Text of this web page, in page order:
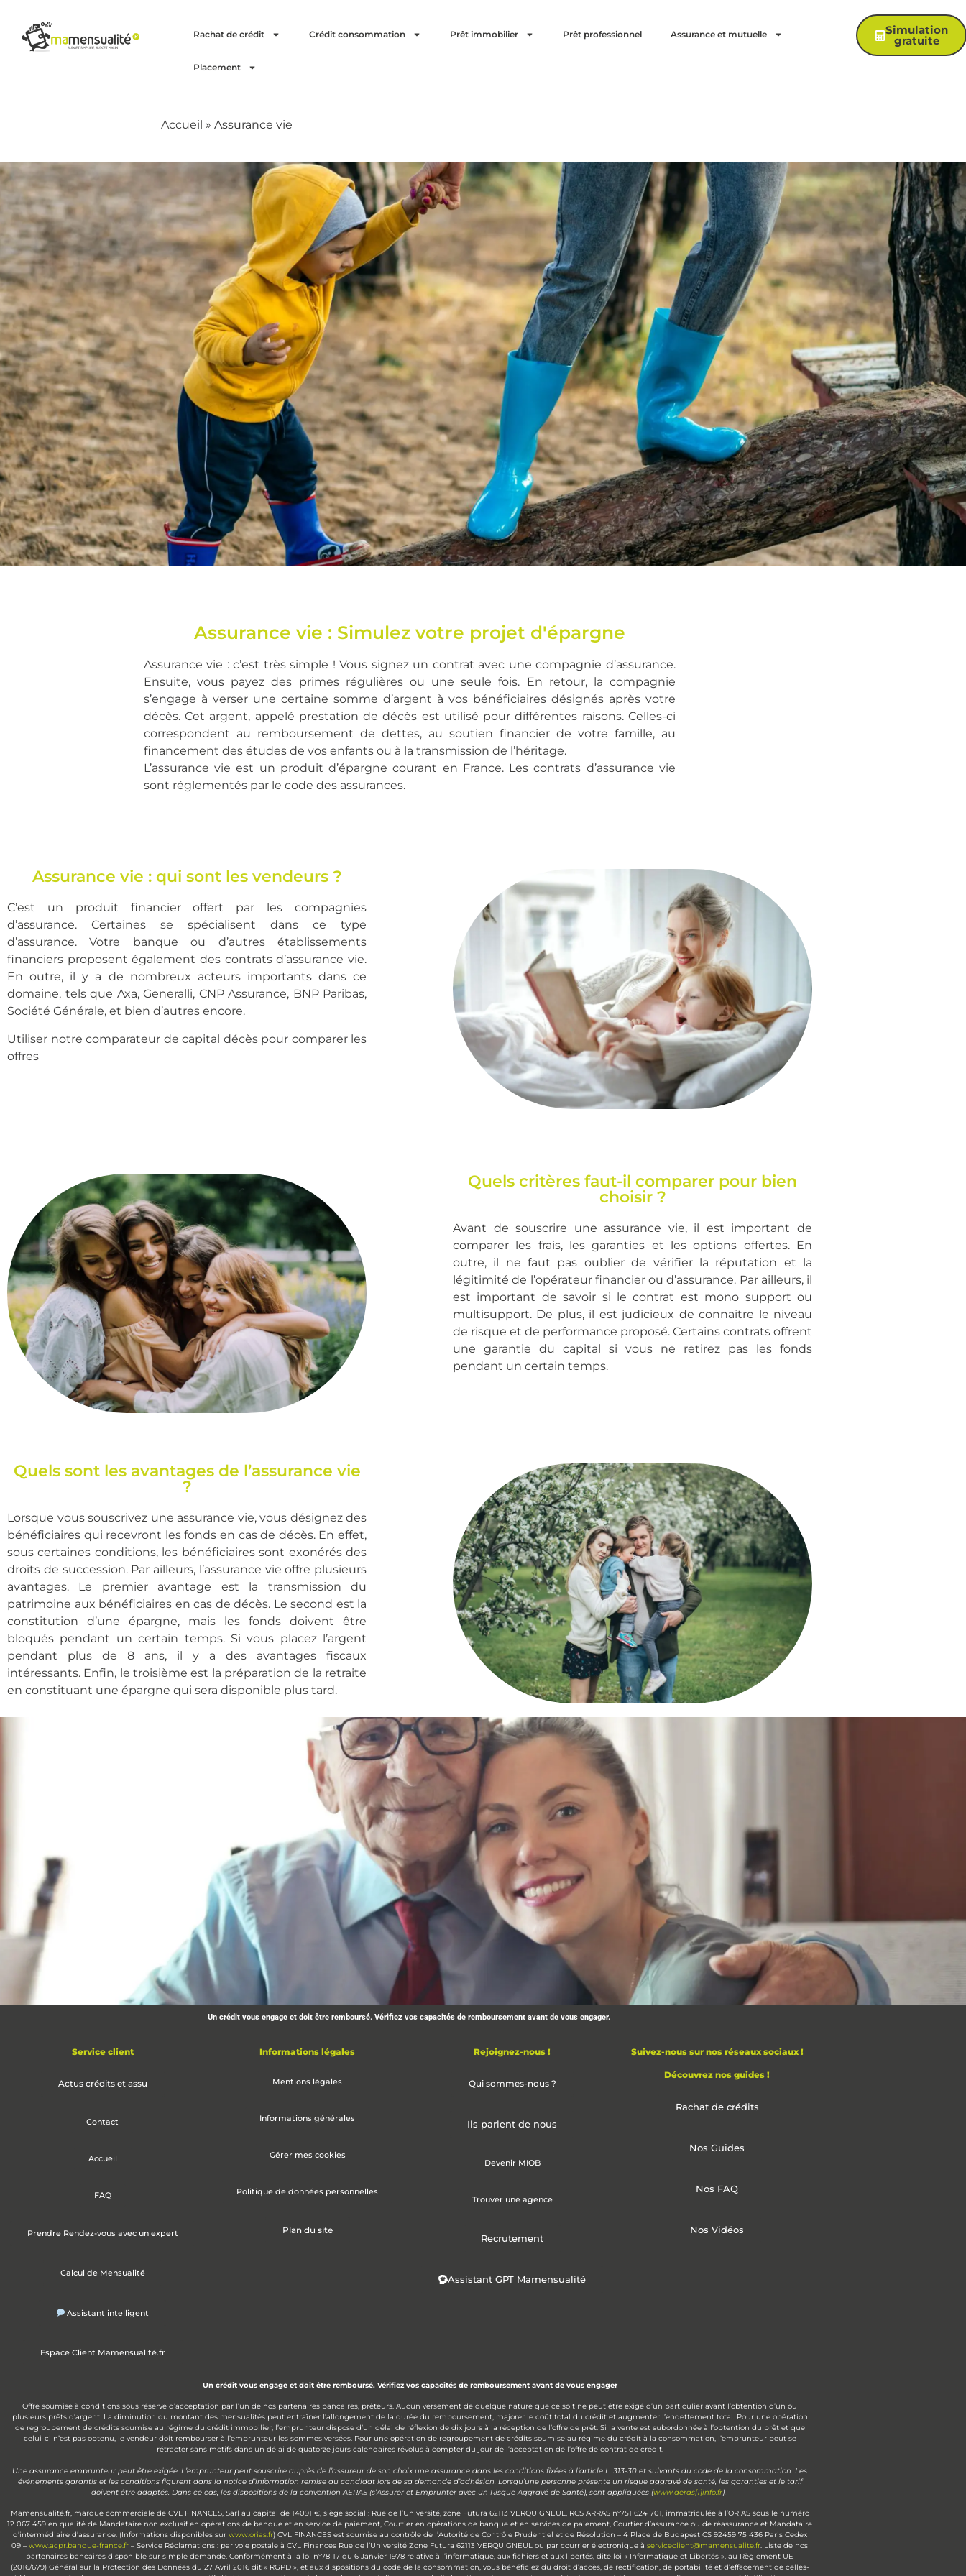
Rachat de crédit Crédit consommation Prêt immobilier Prêt professionnel Assurance et mutuelle
Placement
Accueil » Assurance vie
Simulation
gratuite
Simulation
gratuite
Assurance vie : Simulez votre projet d'épargne
Assurance vie : c’est très simple ! Vous signez un contrat avec une compagnie d’assurance.
Ensuite, vous payez des primes régulières ou une seule fois. En retour, la compagnie
s’engage à verser une certaine somme d’argent à vos bénéficiaires désignés après votre
décès. Cet argent, appelé prestation de décès est utilisé pour différentes raisons. Celles-ci
correspondent au remboursement de dettes, au soutien financier de votre famille, au
financement des études de vos enfants ou à la transmission de l’héritage.
L’assurance vie est un produit d’épargne courant en France. Les contrats d’assurance vie
sont réglementés par le code des assurances.
Assurance vie : qui sont les vendeurs ?
C’est un produit financier offert par les compagnies
d’assurance. Certaines se spécialisent dans ce type
d’assurance. Votre banque ou d’autres établissements
financiers proposent également des contrats d’assurance vie.
En outre, il y a de nombreux acteurs importants dans ce
domaine, tels que Axa, Generalli, CNP Assurance, BNP Paribas,
Société Générale, et bien d’autres encore.
Utiliser notre comparateur de capital décès pour comparer les
offres
Quels critères faut-il comparer pour bien
choisir ?
Avant de souscrire une assurance vie, il est important de
comparer les frais, les garanties et les options offertes. En
outre, il ne faut pas oublier de vérifier la réputation et la
légitimité de l’opérateur financier ou d’assurance. Par ailleurs, il
est important de savoir si le contrat est mono support ou
multisupport. De plus, il est judicieux de connaitre le niveau
de risque et de performance proposé. Certains contrats offrent
une garantie du capital si vous ne retirez pas les fonds
pendant un certain temps.
Quels sont les avantages de l’assurance vie
?
Lorsque vous souscrivez une assurance vie, vous désignez des
bénéficiaires qui recevront les fonds en cas de décès. En effet,
sous certaines conditions, les bénéficiaires sont exonérés des
droits de succession. Par ailleurs, l’assurance vie offre plusieurs
avantages. Le premier avantage est la transmission du
patrimoine aux bénéficiaires en cas de décès. Le second est la
constitution d’une épargne, mais les fonds doivent être
bloqués pendant un certain temps. Si vous placez l’argent
pendant plus de 8 ans, il y a des avantages fiscaux
intéressants. Enfin, le troisième est la préparation de la retraite
en constituant une épargne qui sera disponible plus tard.
Découvrez nos placements
assurance vie
Simulation gratuite
Un crédit vous engage et doit être remboursé. Vérifiez vos capacités de remboursement avant de vous engager.
Service client
Actus crédits et assu
Contact
Accueil
FAQ
Prendre Rendez-vous avec un expert
Calcul de Mensualité
Assistant intelligent
Espace Client Mamensualité.fr
Informations légales
Mentions légales
Informations générales
Gérer mes cookies
Politique de données personnelles
Plan du site
Rejoignez-nous !
Qui sommes-nous ?
Ils parlent de nous
Devenir MIOB
Trouver une agence
Recrutement
Assistant GPT Mamensualité
Suivez-nous sur nos réseaux sociaux !
Découvrez nos guides !
Rachat de crédits
Nos Guides
Nos FAQ
Nos Vidéos
Un crédit vous engage et doit être remboursé. Vérifiez vos capacités de remboursement avant de vous engager
Offre soumise à conditions sous réserve d’acceptation par l’un de nos partenaires bancaires, prêteurs. Aucun versement de quelque nature que ce soit ne peut être exigé d’un particulier avant l’obtention d’un ou
plusieurs prêts d’argent. La diminution du montant des mensualités peut entraîner l’allongement de la durée du remboursement, majorer le coût total du crédit et augmenter l’endettement total. Pour une opération
de regroupement de crédits soumise au régime du crédit immobilier, l’emprunteur dispose d’un délai de réflexion de dix jours à la réception de l’offre de prêt. Si la vente est subordonnée à l’obtention du prêt et que
celui-ci n’est pas obtenu, le vendeur doit rembourser à l’emprunteur les sommes versées. Pour une opération de regroupement de crédits soumise au régime du crédit à la consommation, l’emprunteur peut se
rétracter sans motifs dans un délai de quatorze jours calendaires révolus à compter du jour de l’acceptation de l’offre de contrat de crédit.
Une assurance emprunteur peut être exigée. L’emprunteur peut souscrire auprès de l’assureur de son choix une assurance dans les conditions fixées à l’article L. 313-30 et suivants du code de la consommation. Les
événements garantis et les conditions figurent dans la notice d’information remise au candidat lors de sa demande d’adhésion. Lorsqu’une personne présente un risque aggravé de santé, les garanties et le tarif
doivent être adaptés. Dans ce cas, les dispositions de la convention AERAS (s’Assurer et Emprunter avec un Risque Aggravé de Santé), sont appliquées (www.aeras[1]info.fr).
Mamensualité.fr, marque commerciale de CVL FINANCES, Sarl au capital de 14091 €, siège social : Rue de l’Université, zone Futura 62113 VERQUIGNEUL, RCS ARRAS n°751 624 701, immatriculée à l’ORIAS sous le numéro
12 067 459 en qualité de Mandataire non exclusif en opérations de banque et en service de paiement, Courtier en opérations de banque et en services de paiement, Courtier d’assurance ou de réassurance et Mandataire
d’intermédiaire d’assurance. (Informations disponibles sur www.orias.fr) CVL FINANCES est soumise au contrôle de l’Autorité de Contrôle Prudentiel et de Résolution – 4 Place de Budapest CS 92459 75 436 Paris Cedex
09 – www.acpr.banque-france.fr – Service Réclamations : par voie postale à CVL Finances Rue de l’Université Zone Futura 62113 VERQUIGNEUL ou par courrier électronique à serviceclient@mamensualite.fr. Liste de nos
partenaires bancaires disponible sur simple demande. Conformément à la loi n°78-17 du 6 Janvier 1978 relative à l’informatique, aux fichiers et aux libertés, dite loi « Informatique et Libertés », au Règlement UE
(2016/679) Général sur la Protection des Données du 27 Avril 2016 dit « RGPD », et aux dispositions du code de la consommation, vous bénéficiez du droit d’accès, de rectification, de portabilité et d’effacement de celles-